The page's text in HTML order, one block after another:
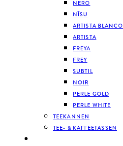
NERO
NĪSU
ARTISTA BLANCO
ARTISTA
FREYA
FREY
SUBTIL
NOIR
PERLE GOLD
PERLE WHITE
TEEKANNEN
TEE- & KAFFEETASSEN